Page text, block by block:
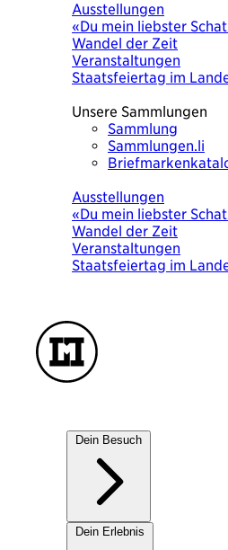
Ausstellungen
Was heute wichtig war.
von Ursula Wolf
Veranstaltungen
KulturSuppe mit der
Unsere Sammlungen
Sammlung
Sammlungen.li
Ausstellungen
Was heute wichtig war.
von Ursula Wolf
Veranstaltungen
KulturSuppe mit der
Dein Besuch
Unsere Häuser
Dein Erlebnis